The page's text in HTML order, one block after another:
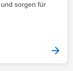
und sorgen für